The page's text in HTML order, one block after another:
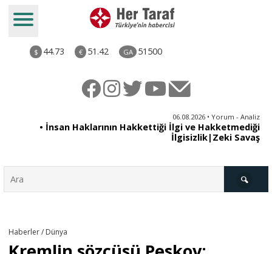
$ 44.73 € 51.42 GA 51500
06.08.2026 • Yorum - Analiz
• İnsan Haklarının Hakkettiği İlgi ve Hakketmediği
İlgisizlik|Zeki Savaş
Haberler / Dünya